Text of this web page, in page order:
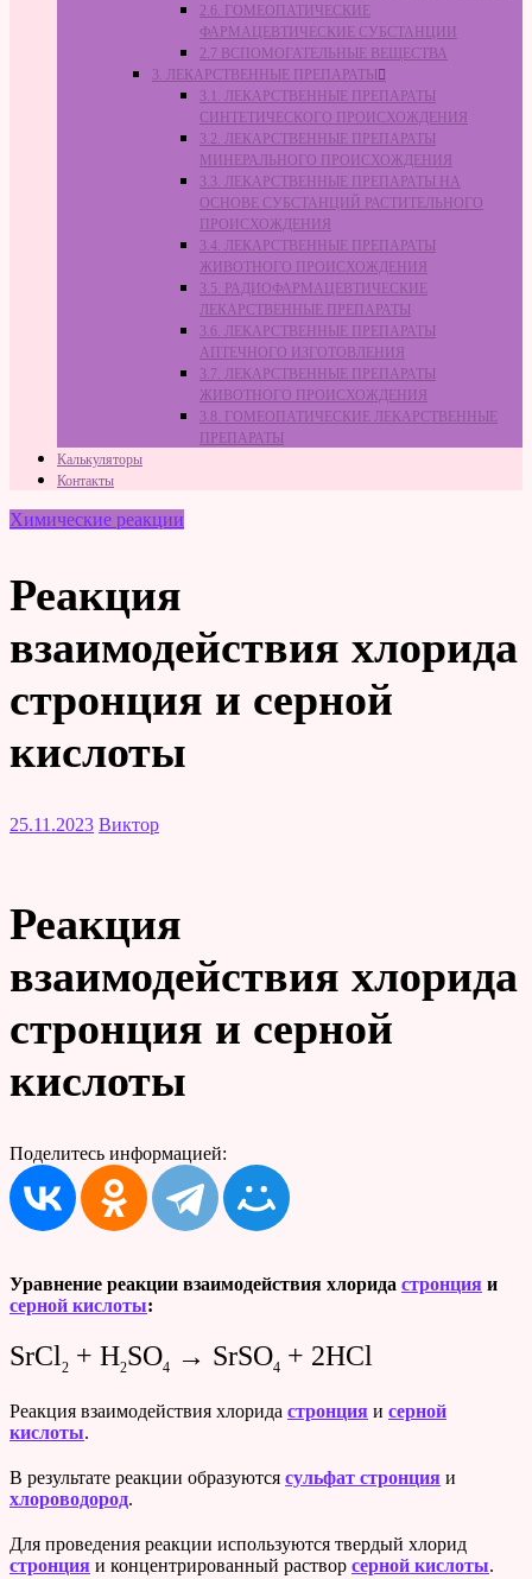
2.6. ГОМЕОПАТИЧЕСКИЕ
ФАРМАЦЕВТИЧЕСКИЕ СУБСТАНЦИИ
2.7 ВСПОМОГАТЕЛЬНЫЕ ВЕЩЕСТВА
3. ЛЕКАРСТВЕННЫЕ ПРЕПАРАТЫ
3.1. ЛЕКАРСТВЕННЫЕ ПРЕПАРАТЫ
СИНТЕТИЧЕСКОГО ПРОИСХОЖДЕНИЯ
3.2. ЛЕКАРСТВЕННЫЕ ПРЕПАРАТЫ
МИНЕРАЛЬНОГО ПРОИСХОЖДЕНИЯ
3.3. ЛЕКАРСТВЕННЫЕ ПРЕПАРАТЫ НА
ОСНОВЕ СУБСТАНЦИЙ РАСТИТЕЛЬНОГО
ПРОИСХОЖДЕНИЯ
3.4. ЛЕКАРСТВЕННЫЕ ПРЕПАРАТЫ
ЖИВОТНОГО ПРОИСХОЖДЕНИЯ
3.5. РАДИОФАРМАЦЕВТИЧЕСКИЕ
ЛЕКАРСТВЕННЫЕ ПРЕПАРАТЫ
3.6. ЛЕКАРСТВЕННЫЕ ПРЕПАРАТЫ
АПТЕЧНОГО ИЗГОТОВЛЕНИЯ
3.7. ЛЕКАРСТВЕННЫЕ ПРЕПАРАТЫ
ЖИВОТНОГО ПРОИСХОЖДЕНИЯ
3.8. ГОМЕОПАТИЧЕСКИЕ ЛЕКАРСТВЕННЫЕ
ПРЕПАРАТЫ
Калькуляторы
Контакты
Химические реакции
Реакция
взаимодействия хлорида
стронция и серной
кислоты
25.11.2023 Виктор
Реакция
взаимодействия хлорида
стронция и серной
кислоты
Поделитесь информацией:
Уравнение реакции взаимодействия хлорида стронция и
серной кислоты:
SrCl 2 + H2SO4 → SrSO4 + 2HCl
Реакция взаимодействия хлорида стронция и серной
кислоты.
В результате реакции образуются сульфат стронция и
хлороводород.
Для проведения реакции используются твердый хлорид
стронция и концентрированный раствор серной кислоты.